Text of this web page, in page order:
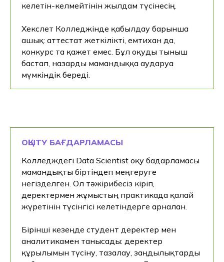
келетін-келмейтінін жылдам түсінесің.
Хекслет Колледжінде қабылдау барынша
ашық: аттестат жеткілікті, емтихан да,
конкурс та қажет емес. Бұл оқуды тыныш
бастап, назарды мамандыққа аударуға
мүмкіндік береді.
ОҚЫТУ БАҒДАРЛАМАСЫ
Колледждегі Data Scientist оқу бағдарламасы
мамандықты біртіндеп меңгеруге
негізделген. Ол тәжірибесіз кіріп,
деректермен жұмыстың практикада қалай
жүретінін түсінгісі келетіндерге арналған.
Бірінші кезеңде студент деректер мен
аналитикамен танысады: деректер
құрылымын түсіну, тазалау, заңдылықтарды